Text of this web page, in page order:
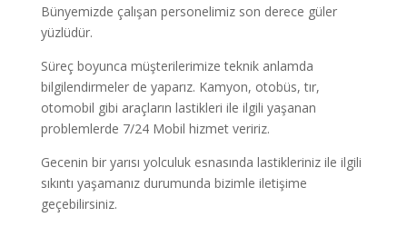
Bünyemizde çalışan personelimiz son derece güler
yüzlüdür.
Süreç boyunca müşterilerimize teknik anlamda
bilgilendirmeler de yaparız. Kamyon, otobüs, tır,
otomobil gibi araçların lastikleri ile ilgili yaşanan
problemlerde 7/24 Mobil hizmet veririz.
Gecenin bir yarısı yolculuk esnasında lastikleriniz ile ilgili
sıkıntı yaşamanız durumunda bizimle iletişime
geçebilirsiniz.